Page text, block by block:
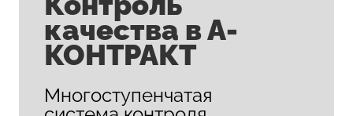
качества в А-
КОНТРАКТ
Многоступенчатая